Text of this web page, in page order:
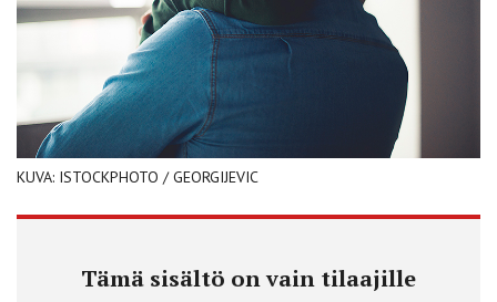
KUVA: ISTOCKPHOTO / GEORGIJEVIC
Tämä sisältö on vain tilaajille